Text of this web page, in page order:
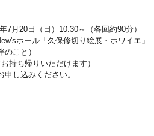
月20日（日）10:30～（各回約90分）
ホール「久保修切り絵展・ホワイエ」
こと）
持ち帰りいただけます）
し込みください。